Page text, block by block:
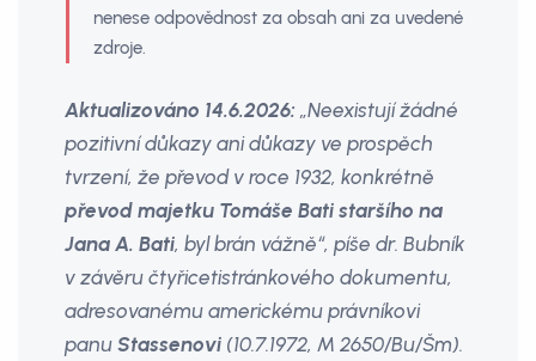
nenese odpovědnost za obsah ani za uvedené
zdroje.
Aktualizováno 14.6.2026: „Neexistují žádné
pozitivní důkazy ani důkazy ve prospěch
tvrzení, že převod v roce 1932, konkrétně
převod majetku Tomáše Bati staršího na
Jana A. Bati, byl brán vážně“, píše dr. Bubník
v závěru čtyřicetistránkového dokumentu,
adresovanému americkému právníkovi
panuStassenovi (10.7.1972, M 2650/Bu/Šm).